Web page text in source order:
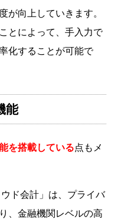
が向上していきます。
とによって、手入力で
化することが可能で
能
を搭載している点もメ
ド会計」は、プライバ
、金融機関レベルの高